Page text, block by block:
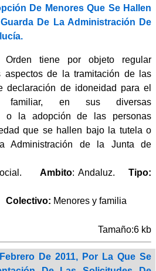
De Menores Que Se Hallen
De La Administración De
Orden tiene por objeto regular
aspectos de la tramitación de las
declaración de idoneidad para el
familiar, en sus diversas
o la adopción de las personas
que se hallen bajo la tutela o
Administración de la Junta de
Ambito: Andaluz.Tipo:
Colectivo: Menores y familia
Tamaño:6 kb
De 2011, Por La Que Se